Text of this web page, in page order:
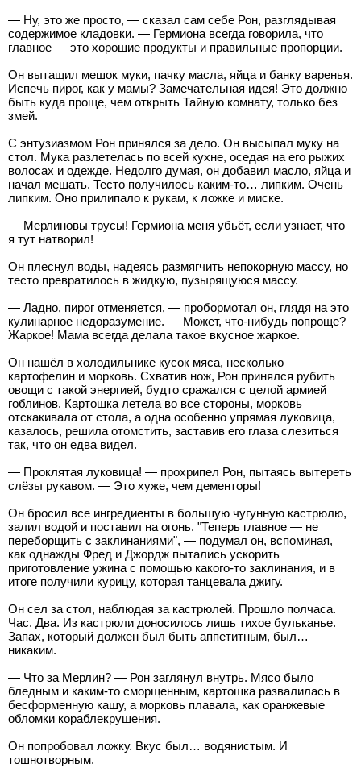
— Ну, это же просто, — сказал сам себе Рон, разглядывая
содержимое кладовки. — Гермиона всегда говорила, что
главное — это хорошие продукты и правильные пропорции.
Он вытащил мешок муки, пачку масла, яйца и банку варенья.
Испечь пирог, как у мамы? Замечательная идея! Это должно
быть куда проще, чем открыть Тайную комнату, только без
змей.
С энтузиазмом Рон принялся за дело. Он высыпал муку на
стол. Мука разлетелась по всей кухне, оседая на его рыжих
волосах и одежде. Недолго думая, он добавил масло, яйца и
начал мешать. Тесто получилось каким-то… липким. Очень
липким. Оно прилипало к рукам, к ложке и миске.
— Мерлиновы трусы! Гермиона меня убьёт, если узнает, что
я тут натворил!
Он плеснул воды, надеясь размягчить непокорную массу, но
тесто превратилось в жидкую, пузырящуюся массу.
— Ладно, пирог отменяется, — пробормотал он, глядя на это
кулинарное недоразумение. — Может, что-нибудь попроще?
Жаркое! Мама всегда делала такое вкусное жаркое.
Он нашёл в холодильнике кусок мяса, несколько
картофелин и морковь. Схватив нож, Рон принялся рубить
овощи с такой энергией, будто сражался с целой армией
гоблинов. Картошка летела во все стороны, морковь
отскакивала от стола, а одна особенно упрямая луковица,
казалось, решила отомстить, заставив его глаза слезиться
так, что он едва видел.
— Проклятая луковица! — прохрипел Рон, пытаясь вытереть
слёзы рукавом. — Это хуже, чем дементоры!
Он бросил все ингредиенты в большую чугунную кастрюлю,
залил водой и поставил на огонь. "Теперь главное — не
переборщить с заклинаниями", — подумал он, вспоминая,
как однажды Фред и Джордж пытались ускорить
приготовление ужина с помощью какого-то заклинания, и в
итоге получили курицу, которая танцевала джигу.
Он сел за стол, наблюдая за кастрюлей. Прошло полчаса.
Час. Два. Из кастрюли доносилось лишь тихое бульканье.
Запах, который должен был быть аппетитным, был…
никаким.
— Что за Мерлин? — Рон заглянул внутрь. Мясо было
бледным и каким-то сморщенным, картошка развалилась в
бесформенную кашу, а морковь плавала, как оранжевые
обломки кораблекрушения.
Он попробовал ложку. Вкус был… водянистым. И
тошнотворным.